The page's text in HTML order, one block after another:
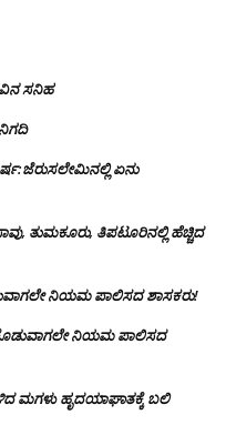
ಸನಿಹ
ಏನು
ತುಮಕೂರು, ತಿಪಟೂರಿನಲ್ಲಿ ಹೆಚ್ಚಿದ
ನಿಯಮ ಪಾಲಿಸದ ಶಾಸಕರು!
ಕೊಡುವಾಗಲೇ ನಿಯಮ ಪಾಲಿಸದ
ಮಗಳು ಹೃದಯಾಘಾತಕ್ಕೆ ಬಲಿ